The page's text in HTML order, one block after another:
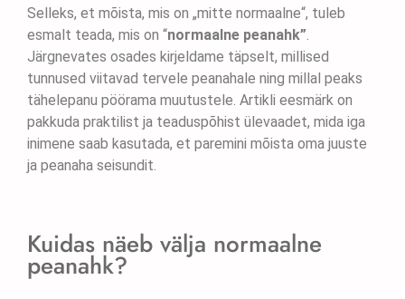
Selleks, et mõista, mis on „mitte normaalne“, tuleb
esmalt teada, mis on “normaalne peanahk”.
Järgnevates osades kirjeldame täpselt, millised
tunnused viitavad tervele peanahale ning millal peaks
tähelepanu pöörama muutustele. Artikli eesmärk on
pakkuda praktilist ja teaduspõhist ülevaadet, mida iga
inimene saab kasutada, et paremini mõista oma juuste
ja peanaha seisundit.
Kuidas näeb välja normaalne
peanahk?